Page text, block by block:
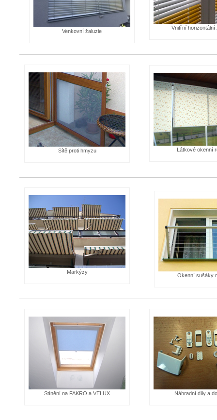
Plissé žaluzie
Látkové okenní roletky
Posuvné shrnovací dveře
Markýzy
Okenní sušáky na prádlo
Posuvné japonské stěny
Náhradní díly a doplňky
Reference
Kontaktujte nás
Venkovní žaluzie
Vnitřní horizontální
Sítě proti hmyzu Látkové okenní
Markýzy
Okenní sušáky
Stínění na FAKRO a VELUX Náhradní díly a